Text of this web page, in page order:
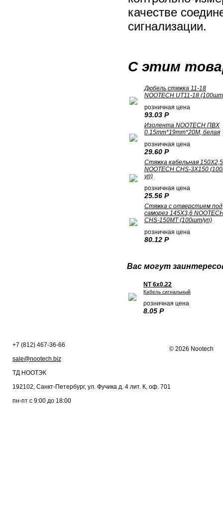
качестве
сигнализации.
С этим
Дюбель стяжка 11-18
NOOTECH UT11-18
розничная цена
93.03 Р
Изолента NOOTECH ПВХ
0.15mm*19mm*20M, белая
розничная цена
29.60 Р
Стяжка кабельная 150Х2,5
NOOTECH CHS-3X150
уп)
розничная цена
25.56 Р
Стяжка с отверстием под
саморез 145X3,6
CHS-150MT (100шт/уп)
розничная цена
80.12 Р
Вас могут
NT 6x0.22
Кабель сигнальный
розничная цена
8.05 Р
+7 (812) 467-36-66
sale@nootech.biz
ТД НООТЭК
192102 Санкт-Петербург, ул. Фучика д. 4 лит. К оф. 701
пн-пт с 9:00 до 18:00
© 2026 Nootech